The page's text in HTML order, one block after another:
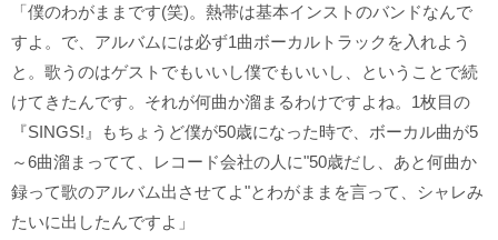
「僕のわがままです(笑)。熱帯は基本インストのバンドなんで
すよ。で、アルバムには必ず1曲ボーカルトラックを入れよう
と。歌うのはゲストでもいいし僕でもいいし、ということで続
けてきたんです。それが何曲か溜まるわけですよね。1枚目の
『SINGS!』もちょうど僕が50歳になった時で、ボーカル曲が5
～6曲溜まってて、レコード会社の人に"50歳だし、あと何曲か
録って歌のアルバム出させてよ"とわがままを言って、シャレみ
たいに出したんですよ」